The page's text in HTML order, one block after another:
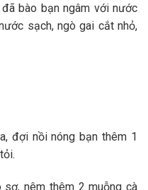
bào bạn ngâm với nước
sạch, ngò gai cắt nhỏ,
đợi nồi nóng bạn thêm 1
nêm thêm 2 muỗng cà